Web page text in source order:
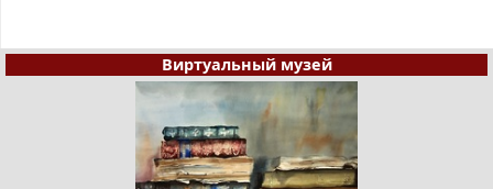
Виртуальный музей